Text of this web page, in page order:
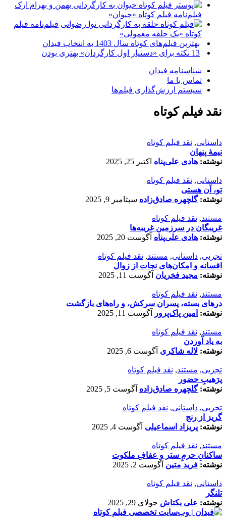
فیلم‌نامه فیلم کوتاه «حیوان»
فیلم‌نامه فیلم
کوتاه «یک حلقه معمولی»
بهترین فیلم‌های کوتاه سال 1403 به انتخاب فیدان
13 نکته برای «دستیار اول کارگردان» بهتری بودن
شناسنامه فیدان
تماس با ما
سیستم ارزش‌گذاری فیلم‌ها
نقد فیلم کوتاه
داستانی, نقد فیلم کوتاه
نیمۀ پنهان
نوشته: هادی علی‌پناه اکتبر 25, 2025
داستانی, نقد فیلم کوتاه
تو، آن هستی
نوشته:گلچهره صادق‌زاده سپتامبر 9, 2025
مستند, نقد فیلم کوتاه
غریبگان در سرزمین غریبه‌ها
نوشته: هادی علی‌پناه آگوست 20, 2025
تجربی, داستانی, مستند, نقد فیلم کوتاه
افسانه‌ و امکان‌های نجات از زوال
نوشته: مجید فخریان آگوست 11, 2025
مستند, نقد فیلم کوتاه
درهای بسته، پسران سرکش، و راه‌های بازگشت
نوشته: امین پاک‌پرور آگوست 11, 2025
مستند, نقد فیلم کوتاه
به یاد آوردن
نوشته: لاله شاکری آگوست 6, 2025
تجربی, مستند, نقد فیلم کوتاه
پرَهیب‌ِ حضور
نوشته:گلچهره صادق‌زاده آگوست 5, 2025
تجربی, داستانی, نقد فیلم کوتاه
گریز از رنج
نوشته: پریزاد اسماعیلی آگوست 4, 2025
مستند, نقد فیلم کوتاه
ساکنانِ حرمِ ستر و عفافِ ملکوت
نوشته: فرید متین آگوست 2, 2025
داستانی, نقد فیلم کوتاه
تلنگر
نوشته: علی بکتاش جولای 29, 2025